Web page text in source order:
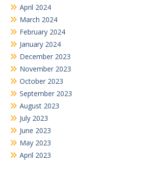
April 2024
March 2024
February 2024
January 2024
December 2023
November 2023
October 2023
September 2023
August 2023
July 2023
June 2023
May 2023
April 2023